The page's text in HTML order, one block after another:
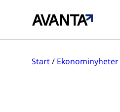
Start/ Ekonominyheter